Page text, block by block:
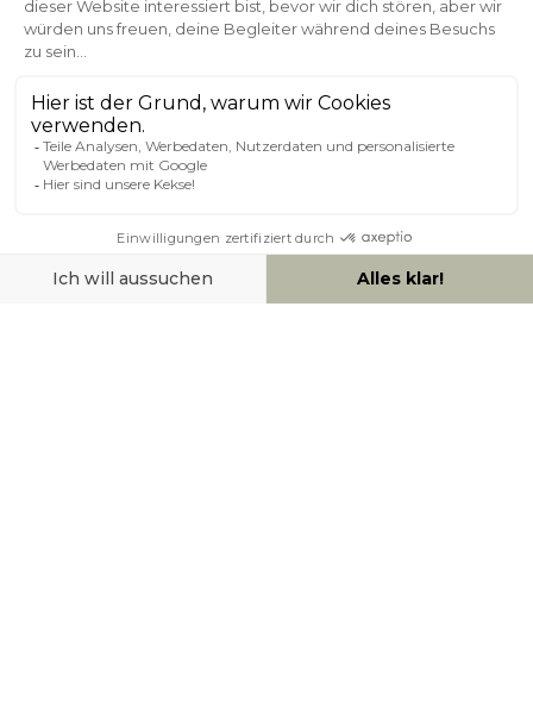
HILFE & KONTAKT